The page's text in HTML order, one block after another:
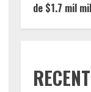
de $1.7 mil